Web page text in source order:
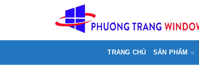
dung
TRANG CHỦ SẢN PHẨM